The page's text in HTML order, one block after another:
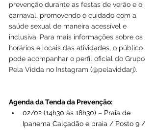
prevenção durante as festas de verão e o
carnaval, promovendo o cuidado com a
saúde sexual de maneira acessível e
inclusiva. Para mais informações sobre os
horários e locais das atividades, o público
pode acompanhar o perfil oficial do Grupo
Pela Vidda no Instagram (@pelaviddarj).
Agenda da Tenda da Prevenção:
02/02 (14h30 às 18h30) – Praia de
Ipanema Calçadão e praia / Posto 9 /